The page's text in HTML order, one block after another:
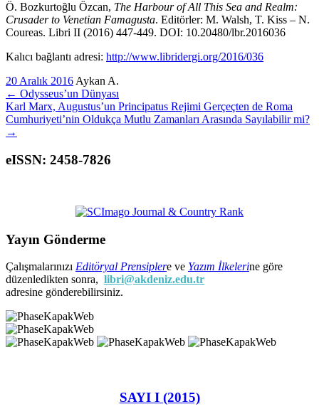
Ö. Bozkurtoğlu Özcan, The Harbour of All This Sea and Realm:
Crusader to Venetian Famagusta. Editörler: M. Walsh, T. Kiss – N.
Coureas. Libri II (2016) 447-449. DOI: 10.20480/lbr.2016036
Kalıcı bağlantı adresi: http://www.libridergi.org/2016/036
20 Aralık 2016 Aykan A.
← Odysseus’un Dünyası
Karl Marx, Augustus’un Principatus Rejimi Gerçeçten de Roma
Cumhuriyeti’nin Oldukça Mutlu Zamanları Arasında Sayılabilir mi?
→
eISSN: 2458-7826
Yayın Gönderme
Çalışmalarınızı Editöryal Prensiplere ve Yazım İlkelerine göre
düzenledikten sonra, libri@akdeniz.edu.tr
adresine gönderebilirsiniz.
SAYI I (2015)